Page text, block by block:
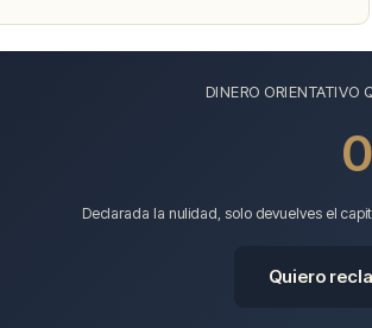
DINERO ORIENTATIVO
Declarada la nulidad, solo devuelves el
Quiero